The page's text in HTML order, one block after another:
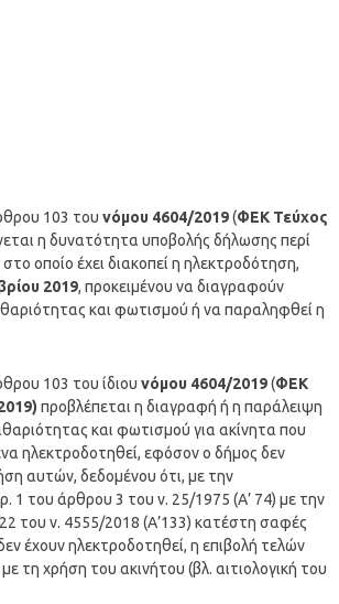
103 του νόμου 4604/2019(ΦΕΚ Τεύχος
η δυνατότητα υποβολής δήλωσης περί
οποίο έχει διακοπεί η ηλεκτροδότηση,
2019, προκειμένου να διαγραφούν
και φωτισμού ή να παραληφθεί η
103 του ίδιου νόμου 4604/2019(ΦΕΚ
προβλέπεται η διαγραφή ή η παράλειψη
και φωτισμού για ακίνητα που
ηλεκτροδοτηθεί, εφόσον ο δήμος δεν
αυτών, δεδομένου ότι, με την
1 του άρθρου 3 του ν. 25/1975 (Α’ 74) με την
του ν. 4555/2018 (Α’133) κατέστη σαφές
έχουν ηλεκτροδοτηθεί, η επιβολή τελών
τη χρήση του ακινήτου (βλ. αιτιολογική του